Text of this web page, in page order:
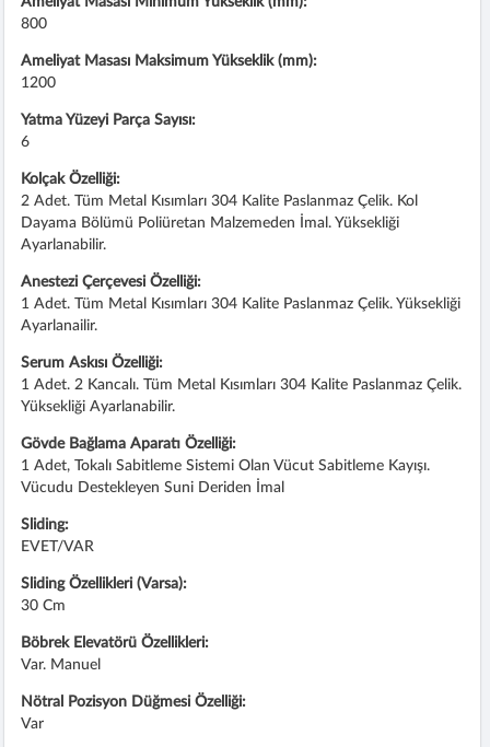
800
Ameliyat Masası Maksimum Yükseklik (mm):
1200
Yatma Yüzeyi Parça Sayısı:
6
Kolçak Özelliği:
2 Adet. Tüm Metal Kısımları 304 Kalite Paslanmaz Çelik. Kol
Dayama Bölümü Poliüretan Malzemeden İmal. Yüksekliği
Ayarlanabilir.
Anestezi Çerçevesi Özelliği:
1 Adet. Tüm Metal Kısımları 304 Kalite Paslanmaz Çelik. Yüksekliği
Ayarlanailir.
Serum Askısı Özelliği:
1 Adet. 2 Kancalı. Tüm Metal Kısımları 304 Kalite Paslanmaz Çelik.
Yüksekliği Ayarlanabilir.
Gövde Bağlama Aparatı Özelliği:
1 Adet, Tokalı Sabitleme Sistemi Olan Vücut Sabitleme Kayışı.
Vücudu Destekleyen Suni Deriden İmal
Sliding:
EVET/VAR
Sliding Özellikleri (Varsa):
30 Cm
Böbrek Elevatörü Özellikleri:
Var. Manuel
Nötral Pozisyon Düğmesi Özelliği:
Var